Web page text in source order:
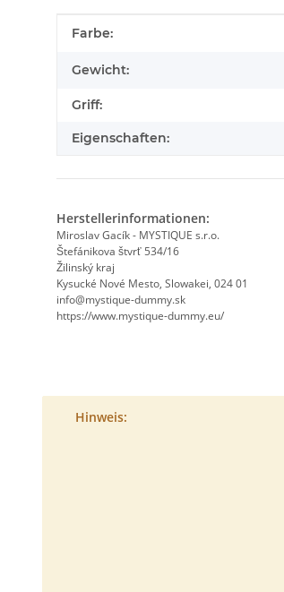
Produkteigenschaft
Wert
Farbe:
Gewicht:
Griff:
Eigenschaften:
Herstellerinformationen:
Miroslav Gacík - MYSTIQUE s.r.o.
Štefánikova štvrť 534/16
Žilinský kraj
Kysucké Nové Mesto, Slowakei, 024 01
info@mystique-dummy.sk
https://www.mystique-dummy.eu/
Hinweis: